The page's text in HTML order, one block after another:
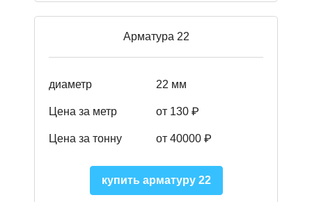
Арматура 22
диаметр 22 мм
Цена за метр от 130 ₽
Цена за тонну от 40000 ₽
купить арматуру 22